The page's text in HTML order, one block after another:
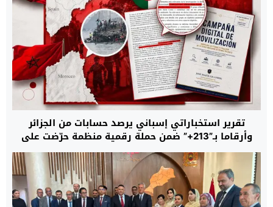
تقرير استخباراتي إسباني يرصد حسابات من الجزائر
وأرقاما بـ”213+” ضمن حملة رقمية منظمة حرّضت على
اقتحام سبتة